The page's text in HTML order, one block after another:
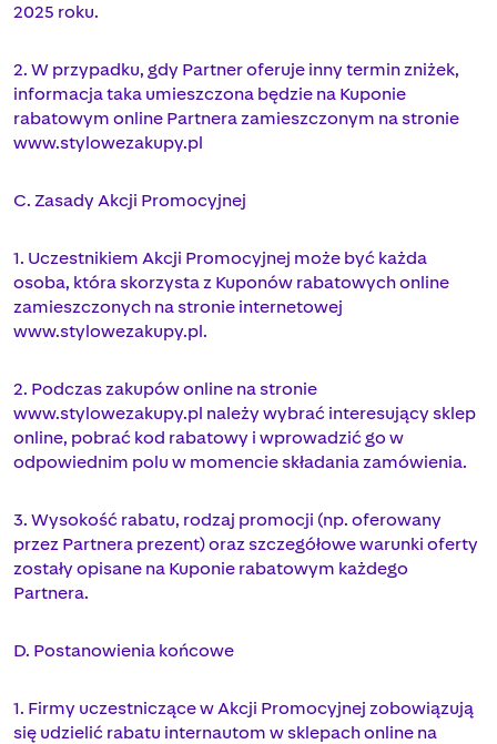
2025 roku.
2. W przypadku, gdy Partner oferuje inny termin zniżek,
informacja taka umieszczona będzie na Kuponie
rabatowym online Partnera zamieszczonym na stronie
www.stylowezakupy.pl
C. Zasady Akcji Promocyjnej
1. Uczestnikiem Akcji Promocyjnej może być każda
osoba, która skorzysta z Kuponów rabatowych online
zamieszczonych na stronie internetowej
www.stylowezakupy.pl.
2. Podczas zakupów online na stronie
www.stylowezakupy.pl należy wybrać interesujący sklep
online, pobrać kod rabatowy i wprowadzić go w
odpowiednim polu w momencie składania zamówienia.
3. Wysokość rabatu, rodzaj promocji (np. oferowany
przez Partnera prezent) oraz szczegółowe warunki oferty
zostały opisane na Kuponie rabatowym każdego
Partnera.
D. Postanowienia końcowe
1. Firmy uczestniczące w Akcji Promocyjnej zobowiązują
się udzielić rabatu internautom w sklepach online na